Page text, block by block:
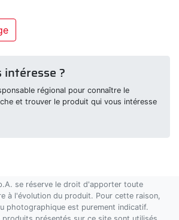
intéresse ?
régional pour connaître le
et trouver le produit qui vous intéresse
se réserve le droit d'apporter toute
à l'évolution du produit. Pour cette raison,
photographique est purement indicatif.